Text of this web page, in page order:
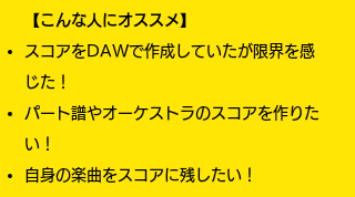
【こんな人にオススメ】
スコアをDAWで作成していたが限界を感
じた！
パート譜やオーケストラのスコアを作りた
い！​
自身の楽曲をスコアに残したい！